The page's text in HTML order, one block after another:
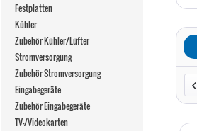
Festplatten
Kühler
Zubehör Kühler/Lüfter
Stromversorgung
Zubehör Stromversorgung
Eingabegeräte
Zubehör Eingabegeräte
TV-/Videokarten